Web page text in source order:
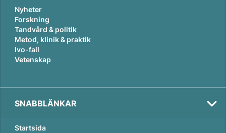
Nyheter
Forskning
Tandvård & politik
Metod, klinik & praktik
Ivo-fall
Vetenskap
SNABBLÄNKAR
Startsida